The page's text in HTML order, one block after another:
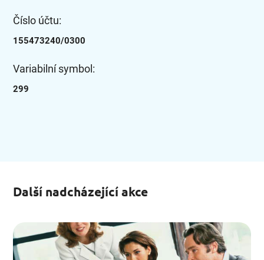
Číslo účtu:
155473240/0300
Variabilní symbol:
299
Další nadcházející akce